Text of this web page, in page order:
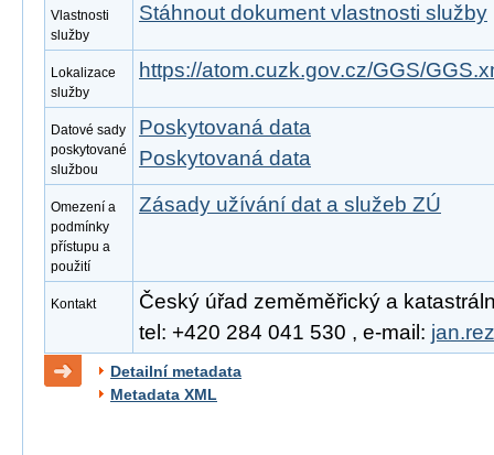
Vlastnosti
služby
Stáhnout dokument vlastnosti služby
Lokalizace
služby
https://atom.cuzk.gov.cz/GGS/
Datové sady
poskytované
službou
Poskytovaná data
Poskytovaná data
Omezení a
podmínky
přístupu a
použití
Zásady užívání dat a služeb ZÚ
Kontakt
Český úřad zeměměřický a
tel: +420 284 041 530 , e-mail:
Detailní metadata
Metadata XML